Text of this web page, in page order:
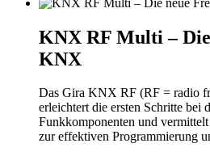
KNX RF Multi –
KNX
Das Gira KNX RF (RF = radio
erleichtert die ersten Schritte
Funkkomponenten und
zur effektiven Programmierung